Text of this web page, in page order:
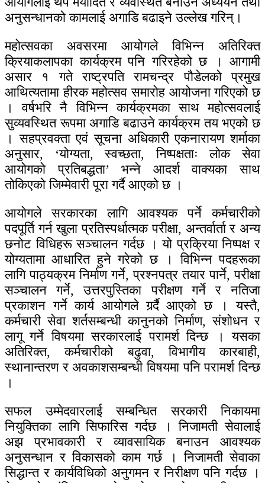
अनुसन्धानको कामलाई अगाडि बढाइने उल्लेख गरिन्।
महोत्सवका अवसरमा आयोगले विभिन्न अतिरिक्त
क्रियाकलापका कार्यक्रम पनि गरिरहेको छ । आगामी
असार १ गते राष्ट्रपति रामचन्द्र पौडेलको प्रमुख
आथित्यतामा हीरक महोत्सव समारोह आयोजना गरिएको छ
। वर्षभरि नै विभिन्न कार्यक्रमका साथ महोत्सवलाई
सुव्यवस्थित रूपमा अगाडि बढाउने कार्यक्रम तय भएको छ
। सहप्रवक्ता एवं सूचना अधिकारी एकनारायण शर्माका
अनुसार, ‘योग्यता, स्वच्छता, निष्पक्षताः लोक सेवा
आयोगको प्रतिबद्धता’ भन्ने आदर्श वाक्यका साथ
तोकिएको जिम्मेवारी पूरा गर्दै आएको छ ।
आयोगले सरकारका लागि आवश्यक पर्ने कर्मचारीको
पदपूर्ति गर्न खुला प्रतिस्पर्धात्मक परीक्षा, अन्तर्वार्ता र अन्य
छनोट विधिहरू सञ्चालन गर्दछ । यो प्रक्रिया निष्पक्ष र
योग्यतामा आधारित हुने गरेको छ । विभिन्न पदहरूका
लागि पाठ्यक्रम निर्माण गर्ने, प्रश्नपत्र तयार पार्ने, परीक्षा
सञ्चालन गर्ने, उत्तरपुस्तिका परीक्षण गर्ने र नतिजा
प्रकाशन गर्ने कार्य आयोगले गर्र्दै आएको छ । यस्तै,
कर्मचारी सेवा शर्तसम्बन्धी कानुनको निर्माण, संशोधन र
लागू गर्ने विषयमा सरकारलाई परामर्श दिन्छ । यसका
अतिरिक्त, कर्मचारीको बढुवा, विभागीय कारबाही,
स्थानान्तरण र अवकाशसम्बन्धी विषयमा पनि परामर्श दिन्छ
।
सफल उम्मेदवारलाई सम्बन्धित सरकारी निकायमा
नियुक्तिका लागि सिफारिस गर्दछ । निजामती सेवालाई
अझ प्रभावकारी र व्यावसायिक बनाउन आवश्यक
अनुसन्धान र विकासको काम गर्छ । निजामती सेवाका
सिद्धान्त र कार्यविधिको अनुगमन र निरीक्षण पनि गर्दछ ।